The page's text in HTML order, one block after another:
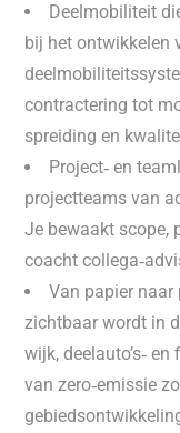
Deelmobiliteit
bij het ontwikkelen
contractering tot
spreiding en
Project‑ en
projectteams van
Je bewaakt scope,
coacht
Van papier
zichtbaar wordt in
wijk, deelauto’s‑
van zero‑emissie